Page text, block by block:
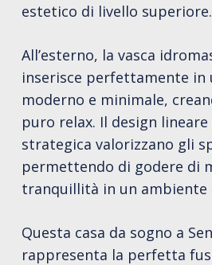
estetico di livello superiore.
All’esterno, la vasca
inserisce perfettamente in
moderno e minimale,
puro relax. Il design
strategica valorizzano gli
permettendo di godere di
tranquillità in un ambiente
Questa casa da sogno a
rappresenta la perfetta